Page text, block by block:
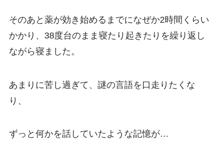
そのあと薬が効き始めるまでになぜか2時間くらい
かかり、38度台のまま寝たり起きたりを繰り返し
ながら寝ました。
あまりに苦し過ぎて、謎の言語を口走りたくな
り、
ずっと何かを話していたような記憶が…